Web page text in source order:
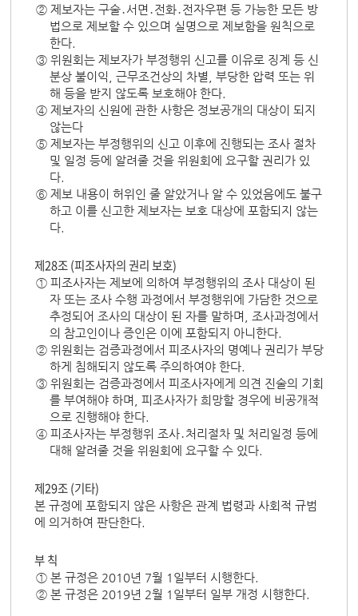
② 제보자는 구술․서면․전화․전자우편 등 가능한 모든 방
법으로 제보할 수 있으며 실명으로 제보함을 원칙으로
한다.
③ 위원회는 제보자가 부정행위 신고를 이유로 징계 등 신
분상 불이익, 근무조건상의 차별, 부당한 압력 또는 위
해 등을 받지 않도록 보호해야 한다.
④ 제보자의 신원에 관한 사항은 정보공개의 대상이 되지
않는다
⑤ 제보자는 부정행위의 신고 이후에 진행되는 조사 절차
및 일정 등에 알려줄 것을 위원회에 요구할 권리가 있
다.
⑥ 제보 내용이 허위인 줄 알았거나 알 수 있었음에도 불구
하고 이를 신고한 제보자는 보호 대상에 포함되지 않는
다.
제28조 (피조사자의 권리 보호)
① 피조사자는 제보에 의하여 부정행위의 조사 대상이 된
자 또는 조사 수행 과정에서 부정행위에 가담한 것으로
추정되어 조사의 대상이 된 자를 말하며, 조사과정에서
의 참고인이나 증인은 이에 포함되지 아니한다.
② 위원회는 검증과정에서 피조사자의 명예나 권리가 부당
하게 침해되지 않도록 주의하여야 한다.
③ 위원회는 검증과정에서 피조사자에게 의견 진술의 기회
를 부여해야 하며, 피조사자가 희망할 경우에 비공개적
으로 진행해야 한다.
④ 피조사자는 부정행위 조사․처리절차 및 처리일정 등에
대해 알려줄 것을 위원회에 요구할 수 있다.
제29조 (기타)
본 규정에 포함되지 않은 사항은 관계 법령과 사회적 규범
에 의거하여 판단한다.
부 칙
① 본 규정은 2010년 7월 1일부터 시행한다.
② 본 규정은 2019년 2월 1일부터 일부 개정 시행한다.